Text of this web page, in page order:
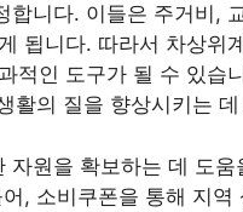
합니다. 이들은 주거비,
됩니다. 따라서 차상위
적인 도구가 될 수 있습
활의 질을 향상시키는
자원을 확보하는 데 도
, 소비쿠폰을 통해 지